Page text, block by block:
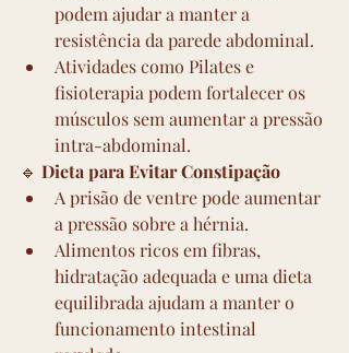
podem ajudar a manter a
resistência da parede abdominal.
Atividades como Pilates e
fisioterapia podem fortalecer os
músculos sem aumentar a pressão
intra-abdominal.
🔹 Dieta para Evitar Constipação
A prisão de ventre pode aumentar
a pressão sobre a hérnia.
Alimentos ricos em fibras,
hidratação adequada e uma dieta
equilibrada ajudam a manter o
funcionamento intestinal